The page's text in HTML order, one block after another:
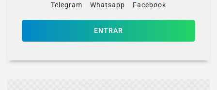
Telegram Whatsapp Facebook
ENTRAR